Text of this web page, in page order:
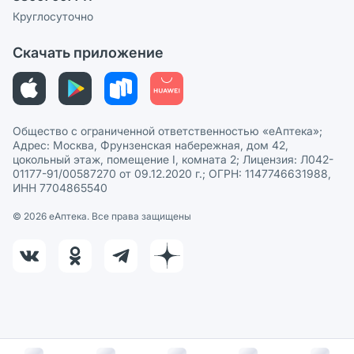
Политика рекомендаций
Этика и соответствие
Политика в отношении обработки персональных данных
Круглосуточно
Скачать приложение
Общество с ограниченной ответственностью «еАптека»;
Адрес: Москва, Фрунзенская набережная, дом 42,
цокольный этаж, помещение I, комната 2; Лицензия: Л042-
01177-91/00587270 от 09.12.2020 г.; ОГРН: 1147746631988,
ИНН 7704865540
© 2026 eАптека. Все права защищены